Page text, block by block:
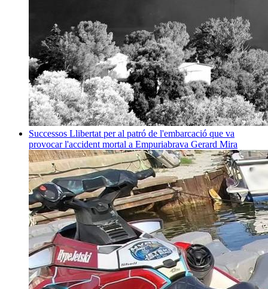
Successos Llibertat per al patró de l'embarcació que va
provocar l'accident mortal a Empuriabrava Gerard Mira